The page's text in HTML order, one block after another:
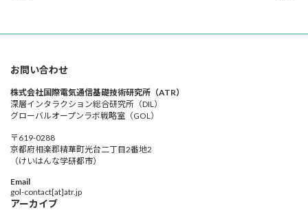
お問い合わせ
株式会社国際電気通信基礎技術研究所（ATR）
深層インタラクション総合研究所（DIL）
グローバルオープンラボ戦略室（GOL）
〒619-0288
京都府相楽郡精華町光台二丁目2番地2
（けいはんな学研都市）
Email
gol-contact[at]atr.jp
アーカイブ